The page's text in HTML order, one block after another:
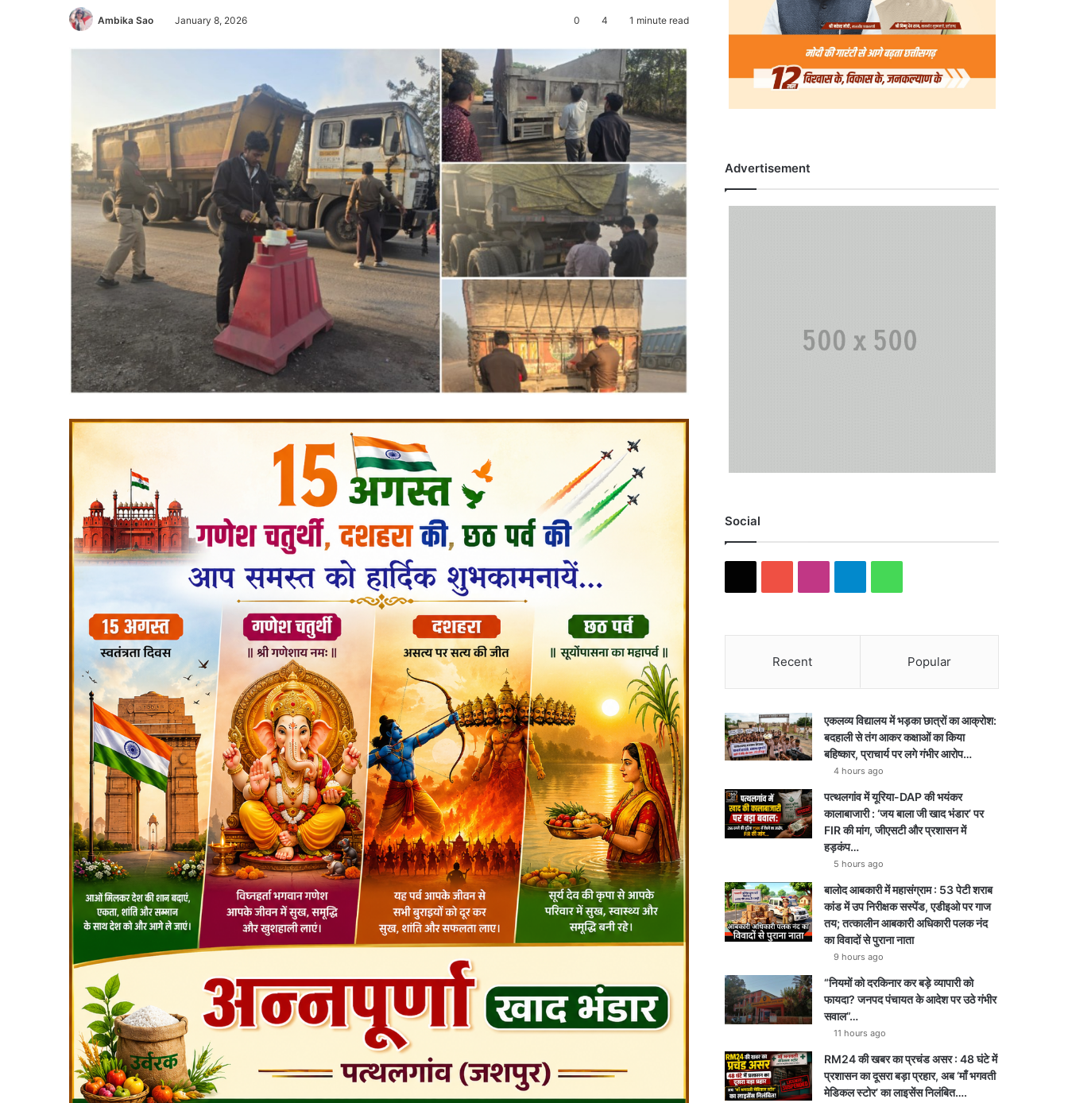
Ambika Sao January 8, 2026 0 4 1 minute read
Advertisement
Social
Recent Popular
एकलव्य विद्यालय में भड़का छात्रों का आक्रोश:
बदहाली से तंग आकर कक्षाओं का किया
बहिष्कार, प्राचार्य पर लगे गंभीर आरोप…
4 hours ago
पत्थलगांव में यूरिया-DAP की भयंकर
कालाबाजारी : ‘जय बाला जी खाद भंडार’ पर
FIR की मांग, जीएसटी और प्रशासन में
हड़कंप…
5 hours ago
बालोद आबकारी में महासंग्राम : 53 पेटी शराब
कांड में उप निरीक्षक सस्पेंड, एडीइओ पर गाज
तय; तत्कालीन आबकारी अधिकारी पलक नंद
का विवादों से पुराना नाता
9 hours ago
“नियमों को दरकिनार कर बड़े व्यापारी को
फायदा? जनपद पंचायत के आदेश पर उठे गंभीर
सवाल”…
11 hours ago
RM24 की खबर का प्रचंड असर : 48 घंटे में
प्रशासन का दूसरा बड़ा प्रहार, अब ‘माँ भगवती
मेडिकल स्टोर’ का लाइसेंस निलंबित….